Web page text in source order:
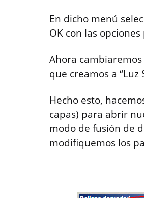
En dicho menú
OK con las
Ahora
que creamos a “Luz
Hecho esto,
capas) para abrir
modo de fusión de
modifiquemos los